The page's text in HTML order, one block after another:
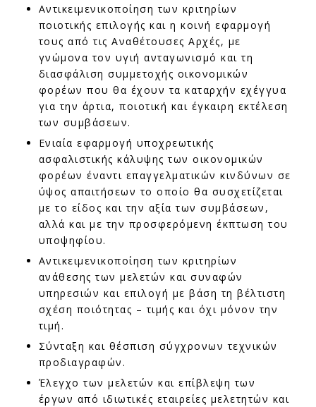
Αντικειμενικοποίηση των κριτηρίων
ποιοτικής επιλογής και η κοινή εφαρμογή
τους από τις Αναθέτουσες Αρχές, με
γνώμονα τον υγιή ανταγωνισμό και τη
διασφάλιση συμμετοχής οικονομικών
φορέων που θα έχουν τα καταρχήν εχέγγυα
για την άρτια, ποιοτική και έγκαιρη εκτέλεση
των συμβάσεων.
Ενιαία εφαρμογή υποχρεωτικής
ασφαλιστικής κάλυψης των οικονομικών
φορέων έναντι επαγγελματικών κινδύνων σε
ύψος απαιτήσεων το οποίο θα συσχετίζεται
με το είδος και την αξία των συμβάσεων,
αλλά και με την προσφερόμενη έκπτωση του
υποψηφίου.
Αντικειμενικοποίηση των κριτηρίων
ανάθεσης των μελετών και συναφών
υπηρεσιών και επιλογή με βάση τη βέλτιστη
σχέση ποιότητας – τιμής και όχι μόνον την
τιμή.
Σύνταξη και θέσπιση σύγχρονων τεχνικών
προδιαγραφών.
Έλεγχο των μελετών και επίβλεψη των
έργων από ιδιωτικές εταιρείες μελετητών και